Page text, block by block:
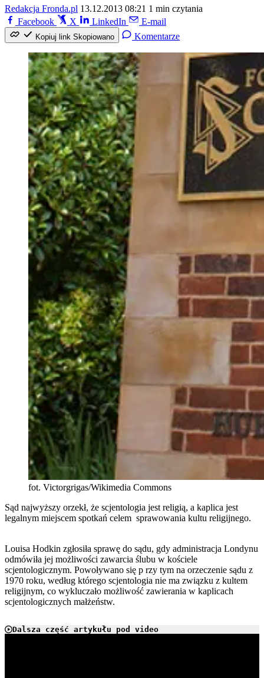
Redakcja Fronda.pl 13.12.2013 08:21 1 min czytania
Facebook
X LinkedIn E-mail
Kopiuj link Skopiowano Komentarze
fot. Victorgrigas/Wikimedia Commons
Sąd najwyższy orzekł, że scjentologia jest religią, a kaplica jest
legalnym miejscem spotkań celem sprawowania kultu religijnego.
Louisa Hodkin zgłosiła sprawę do sądu, gdy administracja Londynu
odmówiła jej możliwości zawarcia ślubu w kościele
scjentologicznym. Powoływano się p rzy tym na orzeczenie sądu z
1970 roku, według którego scjentologia nie ma związku z kultem
religijnym, co wykluczało możliwość zawierania w kaplicach
scjentologicznych małżeństw.
Dalsza część artykułu pod video